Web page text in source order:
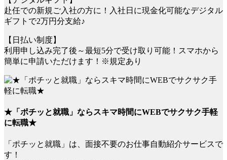
赴任での新規ご入社の方に！入社日に現金化可能なデジタル
ギフトで2万円分支給♪
【日払い制度】
利用申し込み完了後～最短5分で受け取り可能！スマホから
簡単に申請いただけます！※規定あり
★「ポチッと就職」ならスキマ時間にWEBでサクサク手軽
に転職★
「ポチッと就職」は、面接不要のお仕事自動紹介サービスで
す！